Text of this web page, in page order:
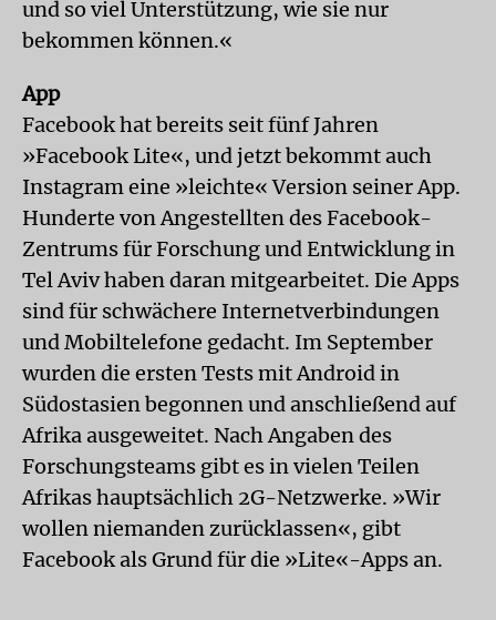
und so viel Unterstützung, wie sie nur
bekommen können.«
App
Facebook hat bereits seit fünf Jahren
»Facebook Lite«, und jetzt bekommt auch
Instagram eine »leichte« Version seiner App.
Hunderte von Angestellten des Facebook-
Zentrums für Forschung und Entwicklung in
Tel Aviv haben daran mitgearbeitet. Die Apps
sind für schwächere Internetverbindungen
und Mobiltelefone gedacht. Im September
wurden die ersten Tests mit Android in
Südostasien begonnen und anschließend auf
Afrika ausgeweitet. Nach Angaben des
Forschungsteams gibt es in vielen Teilen
Afrikas hauptsächlich 2G-Netzwerke. »Wir
wollen niemanden zurücklassen«, gibt
Facebook als Grund für die »Lite«-Apps an.